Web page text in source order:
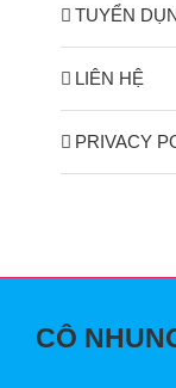
TUYỂN
LIÊN HỆ
PRIVACY
CÔ